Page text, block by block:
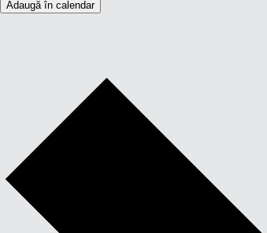
Adaugă în calendar